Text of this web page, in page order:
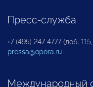
Пресс-служба
+7 (495) 247 4777 (доб. 115,
pressa@opora.ru
Международный